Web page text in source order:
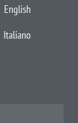
English
Italiano